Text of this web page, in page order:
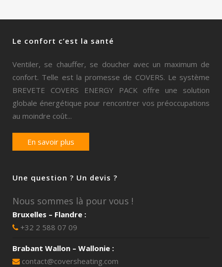
Le confort c’est la santé
Ventiler, se chauffer, se doucher avec un maximum de
confort. Telle est la promesse de COVERS. Le système
BREVETE COVERS ENERGY PACK offre une solution
globale énergétique pour rencontrer vos préoccupations
au moindre coût...
En savoir plus
Une question ? Un devis ?
Nous sommes là pour vous !
Bruxelles – Flandre :
+32 2 588 07 09
Brabant Wallon – Wallonie :
contact@coversheating.com